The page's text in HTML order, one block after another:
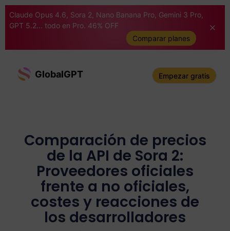
Claude Opus 4.6, Sora 2, Nano Banana Pro, Gemini 3 Pro,
GPT 5.2... todo en Pro. 46% OFF
Comparar planes
GlobalGPT Empezar gratis
Comparación de precios
de la API de Sora 2:
Proveedores oficiales
frente a no oficiales,
costes y reacciones de
los desarrolladores